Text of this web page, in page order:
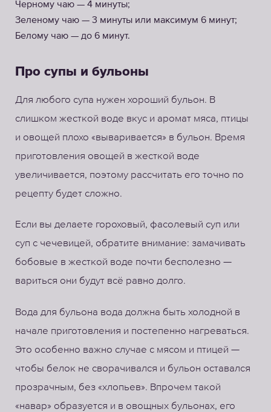
Черному чаю — 4 минуты;
Зеленому чаю — 3 минуты или максимум 6 минут;
Белому чаю — до 6 минут.
Про супы и бульоны
Для любого супа нужен хороший бульон. В
слишком жесткой воде вкус и аромат мяса, птицы
и овощей плохо «вываривается» в бульон. Время
приготовления овощей в жесткой воде
увеличивается, поэтому рассчитать его точно по
рецепту будет сложно.
Если вы делаете гороховый, фасолевый суп или
суп с чечевицей, обратите внимание: замачивать
бобовые в жесткой воде почти бесполезно —
вариться они будут всё равно долго.
Вода для бульона вода должна быть холодной в
начале приготовления и постепенно нагреваться.
Это особенно важно случае с мясом и птицей —
чтобы белок не сворачивался и бульон оставался
прозрачным, без «хлопьев». Впрочем такой
«навар» образуется и в овощных бульонах, его